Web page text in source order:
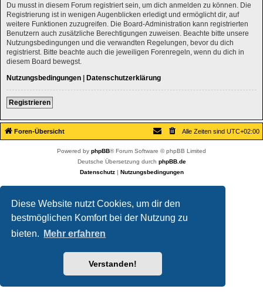
Diese Website nutzt Cookies, um dir den
bestmöglichen Komfort bei der Nutzung zu
bieten.
Mehr erfahren
Verstanden!
Du musst in diesem Forum registriert sein, um dich anmelden zu können. Die
Registrierung ist in wenigen Augenblicken erledigt und ermöglicht dir, auf
weitere Funktionen zuzugreifen. Die Board-Administration kann registrierten
Benutzern auch zusätzliche Berechtigungen zuweisen. Beachte bitte unsere
Nutzungsbedingungen und die verwandten Regelungen, bevor du dich
registrierst. Bitte beachte auch die jeweiligen Forenregeln, wenn du dich in
diesem Board bewegst.
Nutzungsbedingungen | Datenschutzerklärung
Registrieren
Foren-Übersicht Alle Zeiten sind UTC+02:00
Powered by phpBB® Forum Software © phpBB Limited
Deutsche Übersetzung durch phpBB.de
Datenschutz| Nutzungsbedingungen